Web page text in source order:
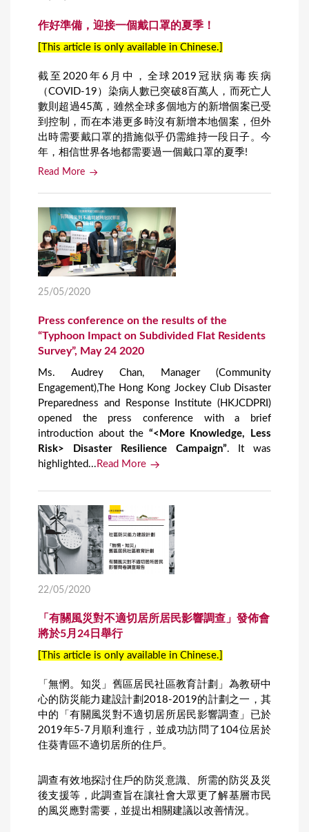
作好準備，迎接一個戴口罩的夏季！
[This article is only available in Chinese.]
截至2020年6月中，全球2019冠狀病毒疾病
（COVID-19）染病人數已突破8百萬人，而死亡人
數則超過45萬，雖然全球多個地方的新增個案已受
到控制，而在本港更多時沒有新增本地個案，但外
出時需要戴口罩的措施似乎仍需維持一段日子。今
年，相信世界各地都需要過一個戴口罩的夏季!
Read More
25/05/2020
Press conference on the results of the
“Typhoon Impact on Subdivided Flat Residents
Survey”, May 24 2020
Ms. Audrey Chan, Manager (Community
Engagement),The Hong Kong Jockey Club Disaster
Preparedness and Response Institute (HKJCDPRI)
opened the press conference with a brief
introduction about the “<More Knowledge, Less
Risk> Disaster Resilience Campaign”. It was
highlighted... Read More
22/05/2020
「有關風災對不適切居所居民影響調查」發佈會
將於5月24日舉行
[This article is only available in Chinese.]
「無惘。知災」舊區居民社區教育計劃」為教研中
心的防災能力建設計劃2018-2019的計劃之一，其
中的「有關風災對不適切居所居民影響調查」已於
2019年5-7月順利進行，並成功訪問了104位居於
住葵青區不適切居所的住戶。
調查有效地探討住戶的防災意識、所需的防災及災
後支援等，此調查旨在讓社會大眾更了解基層市民
的風災應對需要，並提出相關建議以改善情況。